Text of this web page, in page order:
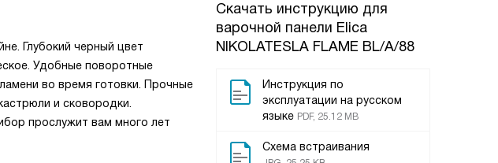
Скачать инструкцию для
варочной панели Elica
NIKOLATESLA FLAME BL/A/88
Инструкция по
эксплуатации на русском
языке PDF, 25.12 MB
Схема встраивания
Глубокий черный цвет
Удобные поворотные
во время готовки. Прочные
и сковородки.
прослужит вам много лет